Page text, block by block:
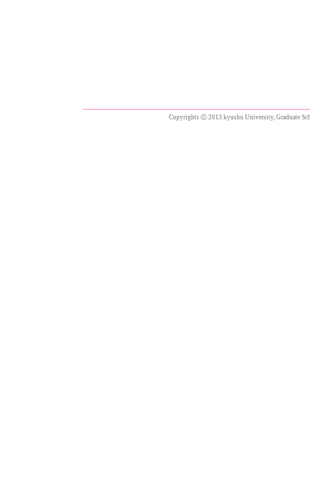
Copyrights Ⓒ 2013 kyushu University, Graduate